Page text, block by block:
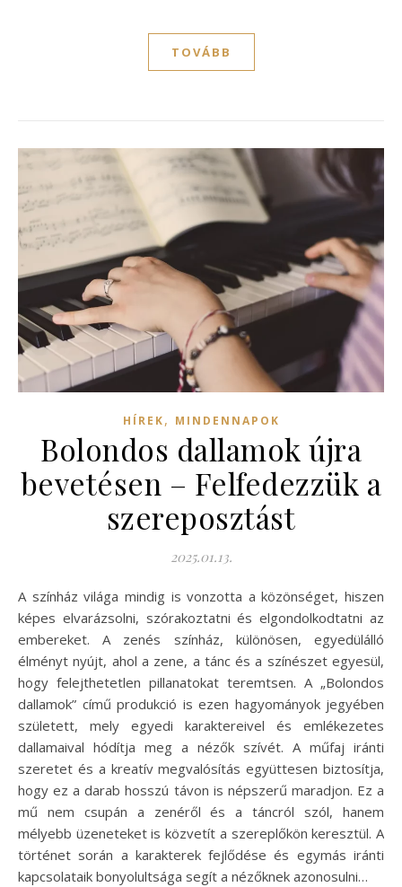
TOVÁBB
HÍREK, MINDENNAPOK
Bolondos dallamok újra
bevetésen – Felfedezzük a
szereposztást
2025.01.13.
A színház világa mindig is vonzotta a közönséget, hiszen
képes elvarázsolni, szórakoztatni és elgondolkodtatni az
embereket. A zenés színház, különösen, egyedülálló
élményt nyújt, ahol a zene, a tánc és a színészet egyesül,
hogy felejthetetlen pillanatokat teremtsen. A „Bolondos
dallamok” című produkció is ezen hagyományok jegyében
született, mely egyedi karaktereivel és emlékezetes
dallamaival hódítja meg a nézők szívét. A műfaj iránti
szeretet és a kreatív megvalósítás együttesen biztosítja,
hogy ez a darab hosszú távon is népszerű maradjon. Ez a
mű nem csupán a zenéről és a táncról szól, hanem
mélyebb üzeneteket is közvetít a szereplőkön keresztül. A
történet során a karakterek fejlődése és egymás iránti
kapcsolataik bonyolultsága segít a nézőknek azonosulni…